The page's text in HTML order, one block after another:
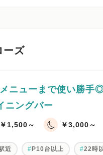
ーズ
ニューまで使い勝手
ニングバー
￥1,500～ ￥3,000～
近 P10台以上 22時